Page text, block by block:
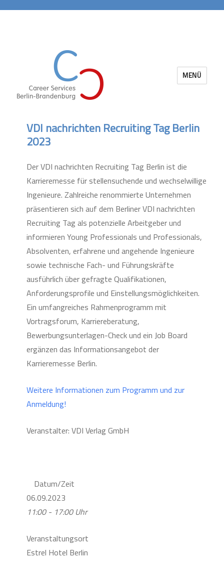
MENÜ
VDI nachrichten Recruiting Tag Berlin
2023
Der VDI nachrichten Recruiting Tag Berlin ist die
Karrieremesse für stellensuchende und wechselwillige
Ingenieure. Zahlreiche renommierte Unternehmen
präsentieren sich auf dem Berliner VDI nachrichten
Recruiting Tag als potenzielle Arbeitgeber und
informieren Young Professionals und Professionals,
Absolventen, erfahrene und angehende Ingenieure
sowie technische Fach- und Führungskräfte
ausführlich über gefragte Qualifikationen,
Anforderungsprofile und Einstellungsmöglichkeiten.
Ein umfangreiches Rahmenprogramm mit
Vortragsforum, Karriereberatung,
Bewerbungsunterlagen-Check und ein Job Board
ergänzen das Informationsangebot der
Karrieremesse Berlin.
Weitere Informationen zum Programm und zur
Anmeldung!
Veranstalter: VDI Verlag GmbH
Datum/Zeit
06.09.2023
11:00 - 17:00 Uhr
Veranstaltungsort
Estrel Hotel Berlin